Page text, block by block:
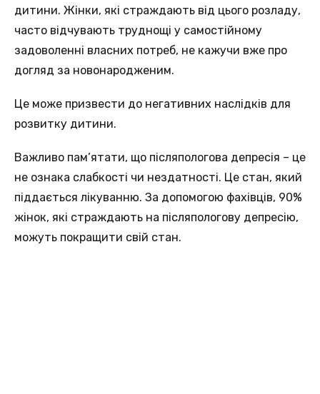
дитини. Жінки, які страждають від цього розладу,
часто відчувають труднощі у самостійному
задоволенні власних потреб, не кажучи вже про
догляд за новонародженим.
Це може призвести до негативних наслідків для
розвитку дитини.
Важливо пам’ятати, що післяпологова депресія – це
не ознака слабкості чи нездатності. Це стан, який
піддається лікуванню. За допомогою фахівців, 90%
жінок, які страждають на післяпологову депресію,
можуть покращити свій стан.